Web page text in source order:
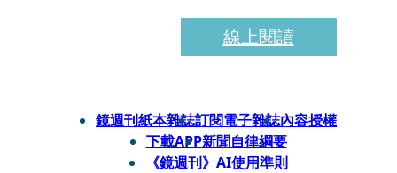
線上閱讀
鏡週刊紙本雜誌訂閱電子雜誌內容授權
下載APP新聞自律綱要
《鏡週刊》AI使用準則